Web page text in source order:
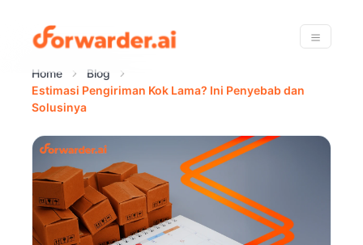
Forwarder
Menu
Home
Blog
Estimasi Pengiriman Kok Lama? Ini Penyebab dan
Solusinya